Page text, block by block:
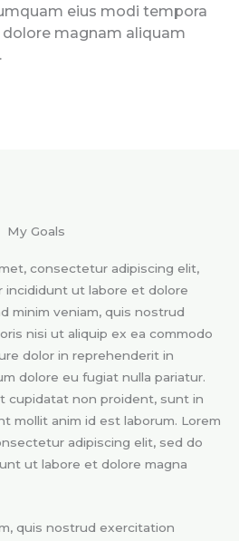
eius modi tempora
magnam aliquam
My Goals
consectetur adipiscing elit,
incididunt ut labore et dolore
minim veniam, quis nostrud
nisi ut aliquip ex ea commodo
dolor in reprehenderit in
dolore eu fugiat nulla pariatur.
cupidatat non proident, sunt in
mollit anim id est laborum. Lorem
adipiscing elit, sed do
ut labore et dolore magna
quis nostrud exercitation